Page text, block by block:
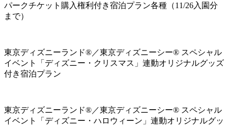
パークチケット購入権利付き宿泊プラン各種（11/26入園分
まで）
東京ディズニーランド®／東京ディズニーシー® スペシャル
イベント「ディズニー・クリスマス」連動オリジナルグッズ
付き宿泊プラン
東京ディズニーランド®／東京ディズニーシー® スペシャル
イベント「ディズニー・ハロウィーン」連動オリジナルグッ